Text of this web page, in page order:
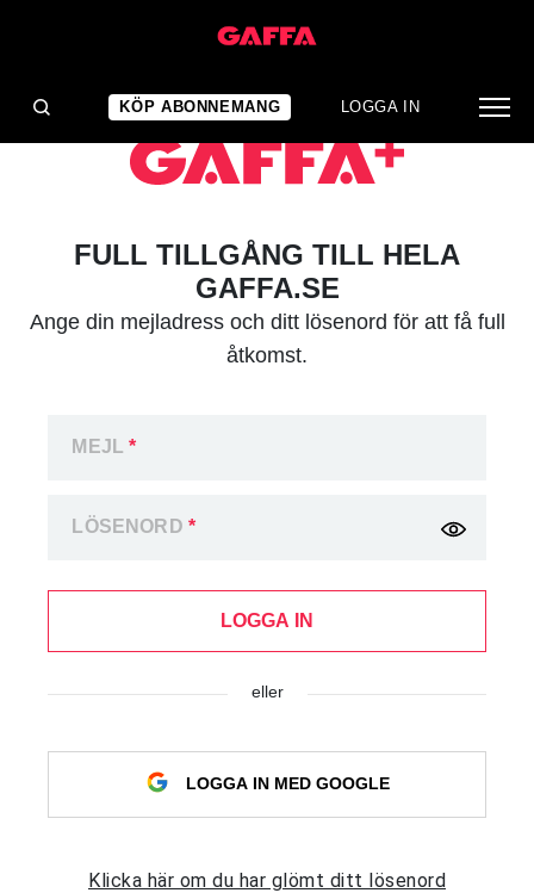
KÖP ABONNEMANG LOGGA IN
FULL TILLGÅNG TILL HELA
GAFFA.SE
Ange din mejladress och ditt lösenord för att få full
åtkomst.
MEJL*
LÖSENORD *
LOGGA IN
eller
LOGGA IN MED GOOGLE
Klicka här om du har glömt ditt lösenord